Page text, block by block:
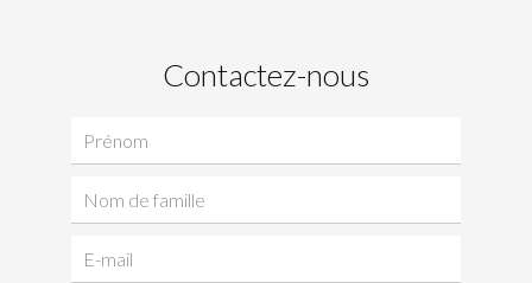
Contactez-nous